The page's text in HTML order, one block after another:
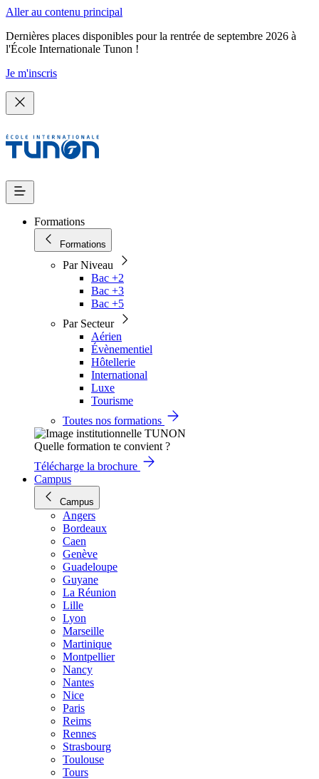
Aller au contenu principal
Dernières places disponibles pour la rentrée de septembre 2026 à
l'École Internationale Tunon !
Je m'inscris
Formations
Formations
Par Niveau
Bac +2
Bac +3
Bac +5
Par Secteur
Aérien
Évènementiel
Hôtellerie
International
Luxe
Tourisme
Toutes nos formations
Quelle formation te convient ?
Télécharge la brochure
Campus
Campus
Angers
Bordeaux
Caen
Genève
Guadeloupe
Guyane
La Réunion
Lille
Lyon
Marseille
Martinique
Montpellier
Nancy
Nantes
Nice
Paris
Reims
Rennes
Strasbourg
Toulouse
Tours